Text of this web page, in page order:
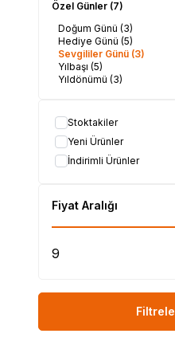
Özel Günler (7)
Doğum Günü (3)
Hediye Günü (5)
Sevgililer Günü (3)
Yılbaşı (5)
Yıldönümü (3)
Stoktakiler
Yeni Ürünler
İndirimli Ürünler
Fiyat Aralığı
Filtrele